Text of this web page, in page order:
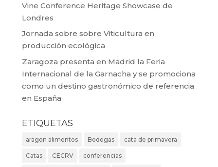
Vine Conference Heritage Showcase de
Londres
Jornada sobre sobre Viticultura en
producción ecológica
Zaragoza presenta en Madrid la Feria
Internacional de la Garnacha y se promociona
como un destino gastronómico de referencia
en España
ETIQUETAS
aragon alimentos Bodegas cata de primavera
Catas CECRV conferencias